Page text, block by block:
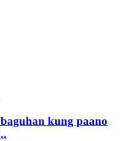
kung paano